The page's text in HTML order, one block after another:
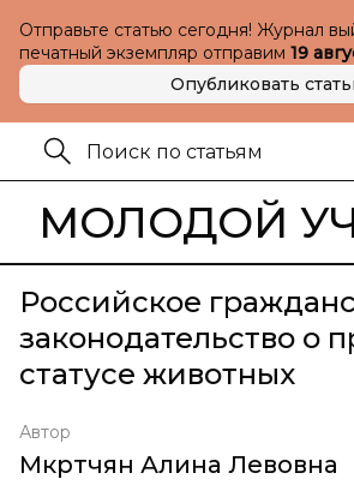
Отправьте статью сегодня! Журнал
печатный экземпляр отправим 19
Опубликовать
МОЛОДОЙ
Российское
законодательство о
статусе животных
Автор
Мкртчян Алина Левовна